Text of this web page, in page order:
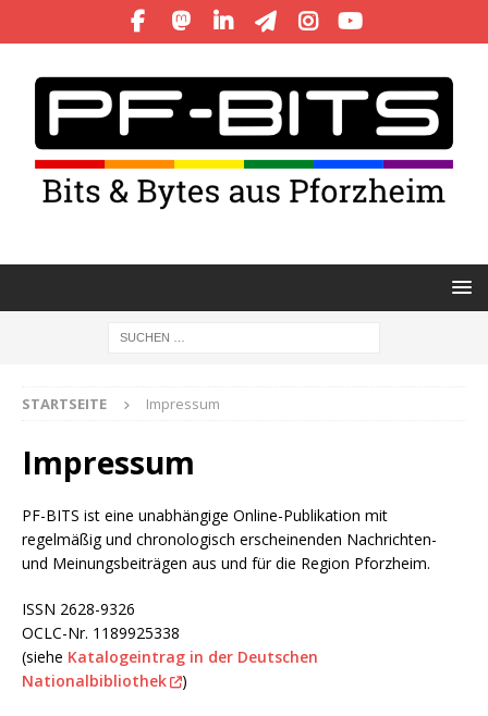
STARTSEITE Impressum
Impressum
PF-BITS ist eine unabhängige Online-Publikation mit
regelmäßig und chronologisch erscheinenden Nachrichten-
und Meinungsbeiträgen aus und für die Region Pforzheim.
ISSN 2628-9326
OCLC-Nr. 1189925338
(siehe Katalogeintrag in der Deutschen
Nationalbibliothek
)